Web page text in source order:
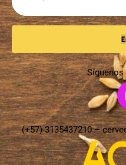
Síguenos
(+57) 3135437210 –